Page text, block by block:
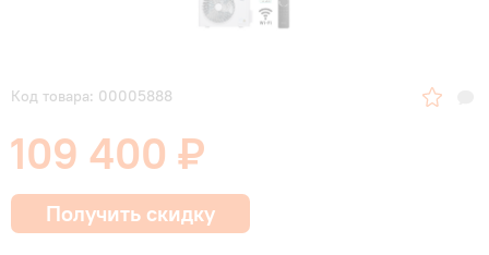
Код товара: 00005888
109 400 ₽
Получить скидку